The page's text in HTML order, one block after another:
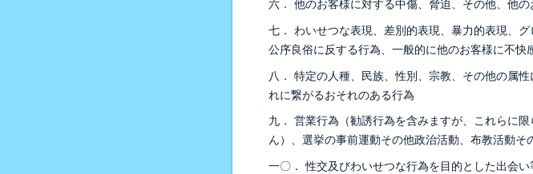
六． 他のお客様に対する中傷、脅迫、その他、他
七． わいせつな表現、差別的表現、暴力的表現、
公序良俗に反する行為、一般的に他のお客様に不快
八． 特定の人種、民族、性別、宗教、その他の属
れに繋がるおそれのある行為
九． 営業行為（勧誘行為を含みますが、これらに
ん）、選挙の事前運動その他政治活動、布教活動そ
一〇． 性交及びわいせつな行為を目的とした出会